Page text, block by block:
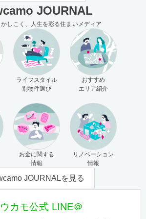
JOURNAL
しこく、人生を彩る住まいメディア
ライフスタイル
別物件選び
おすすめ
エリア紹介
お金に関する
情報
リノベーション
情報
JOURNALを見る
カモ公式 LINE＠